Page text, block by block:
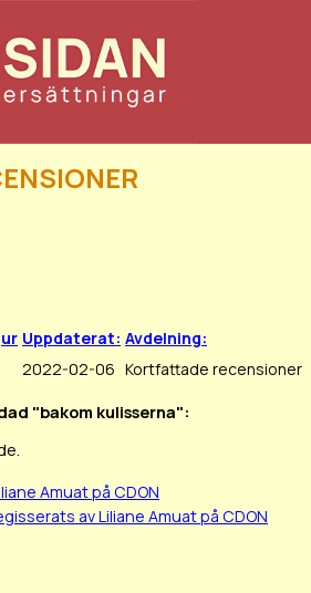
Uppdaterat: Avdelning:
2022-02-06 Kortfattade recensioner
"bakom kulisserna":
Amuat på CDON
av Liliane Amuat på CDON